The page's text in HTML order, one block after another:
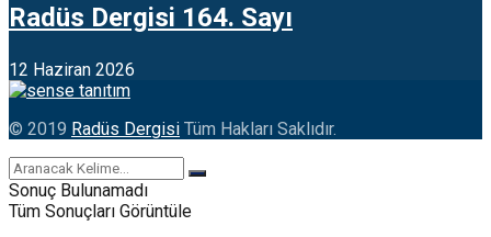
Radüs Dergisi 164. Sayı
12 Haziran 2026
© 2019 Radüs Dergisi Tüm Hakları Saklıdır.
Sonuç Bulunamadı
Tüm Sonuçları Görüntüle